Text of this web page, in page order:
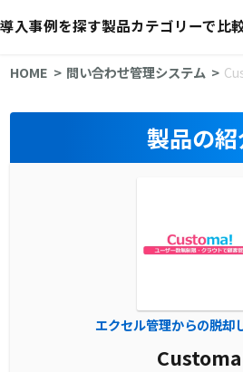
導入事例を探す製品カテゴリーで比
HOME 問い合わせ管理システム
製品の
エクセル管理からの脱却